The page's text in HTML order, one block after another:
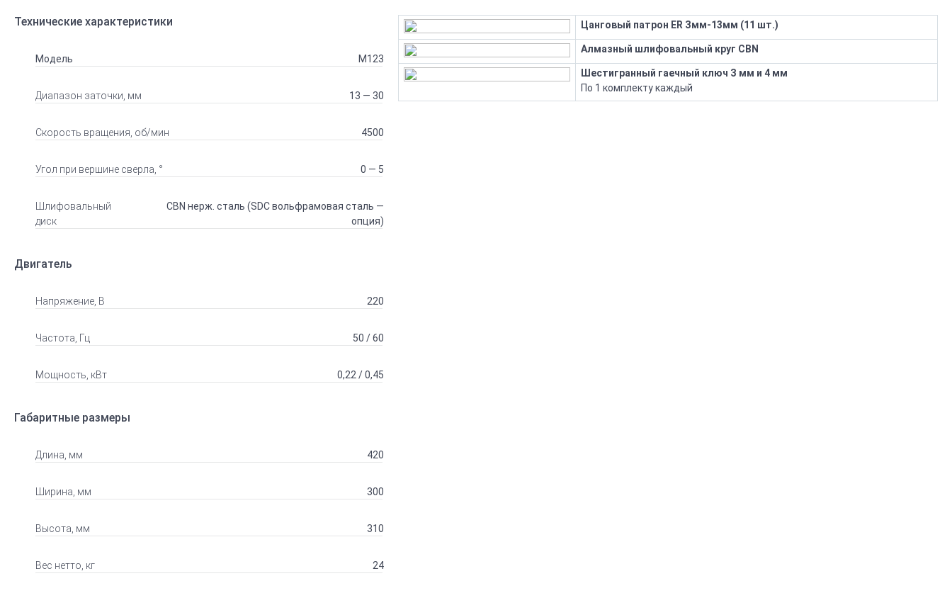
Технические характеристики
Модель M123
Диапазон заточки, мм 13 — 30
Скорость вращения, об/мин 4500
Угол при вершине сверла, ° 0 — 5
Шлифовальный
диск
CBN нерж. сталь (SDC вольфрамовая сталь —
опция)
Двигатель
Напряжение, В 220
Частота, Гц 50 / 60
Мощность, кВт 0,22 / 0,45
Габаритные размеры
Длина, мм 420
Ширина, мм 300
Высота, мм 310
Вес нетто, кг 24
Цанговый патрон ER Змм-13мм (11 шт.)
Алмазный шлифовальный круг CBN
Шестигранный гаечный ключ З мм и 4 мм
По 1 комплекту каждый